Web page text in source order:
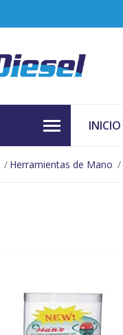
INICIO
Herramientas de Mano